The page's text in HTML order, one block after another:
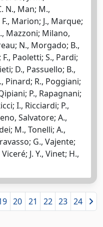
N., Man; M.,
Marion; J., Marque;
Mazzoni; Milano,
N., Morgado; B.,
Paoletti; S., Pardi;
D., Passuello; B.,
Pinard; R., Poggiani;
P., Rapagnani;
I., Ricciardi; P.,
Salvatore; A.,
M., Tonelli; A.,
G., Vajente;
J. Y., Vinet; H.,
20 21 22 23 24